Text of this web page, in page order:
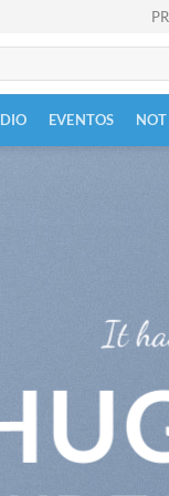
EVENTOS
It